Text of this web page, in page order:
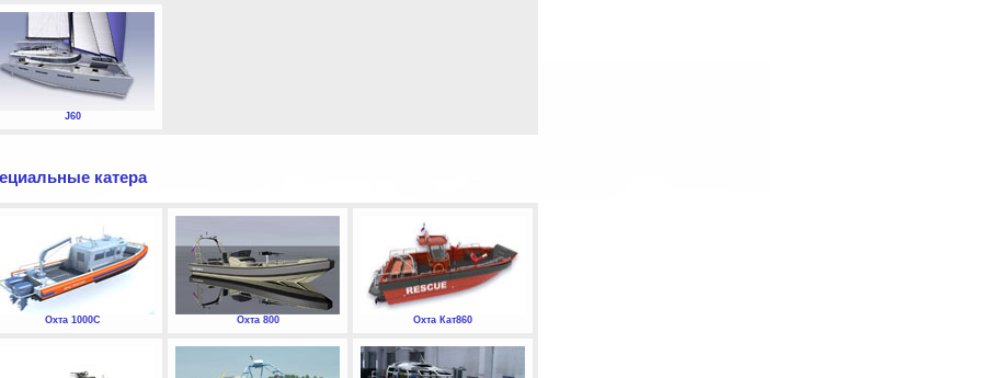
J60
катера
Охта 1000С Охта 800 Охта Кат860